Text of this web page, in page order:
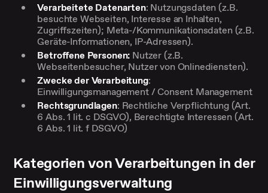
Verarbeitete Datenarten: Nutzungsdaten (z.B.
besuchte Webseiten, Interesse an Inhalten,
Zugriffszeiten); Meta-/Kommunikationsdaten (z.B.
Geräte-Informationen, IP-Adressen).
Betroffene Personen: Nutzer (z.B.
Webseitenbesucher, Nutzer von Onlinediensten).
Zwecke der Verarbeitung:
Einwilligungsmanagement / Consent Management
Rechtsgrundlagen: Rechtliche Verpflichtung (Art.
6 Abs. 1 lit. c DSGVO), Berechtigte Interessen (Art.
6 Abs. 1 lit. f DSGVO)
Kategorien von Verarbeitungen in der
Einwilligungsverwaltung